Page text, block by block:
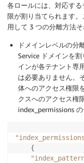
各ロールには、対応す
限が割り当てられます。
用して 3 つの分離方法
ドメインレベルの分
Service ドメインを
インが各テナント専
は必要ありません。
体へのアクセス権限
クスへのアクセス権
index_permissions の
{